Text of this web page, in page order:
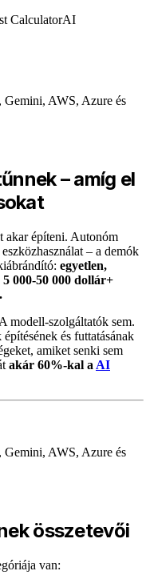
CalculatorAI
AWS, Azure és
– amíg el
akar építeni. Autonóm
– a demók
egyetlen,
000-50 000 dollár+
modell-szolgáltatók sem.
és futtatásának
amiket senki sem
akár 60%-kal a AI
AWS, Azure és
összetevői
van: